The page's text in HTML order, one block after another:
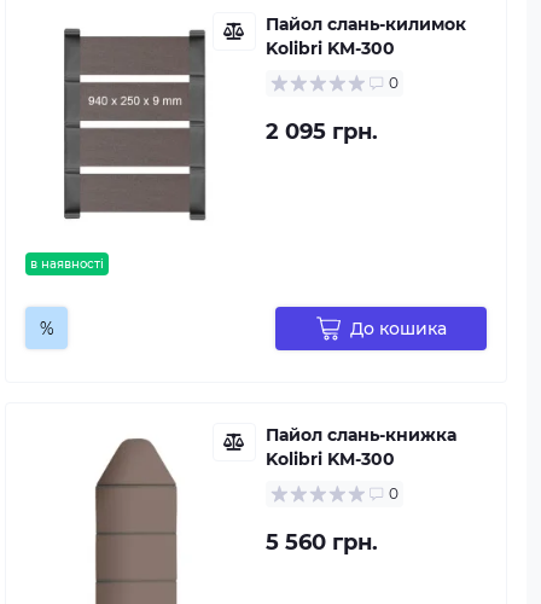
в наявності
Пайол слань-килимок
Kolibri KM-300
0
2 095 грн.
До кошика
%
Пайол слань-книжка
Kolibri KM-300
0
5 560 грн.